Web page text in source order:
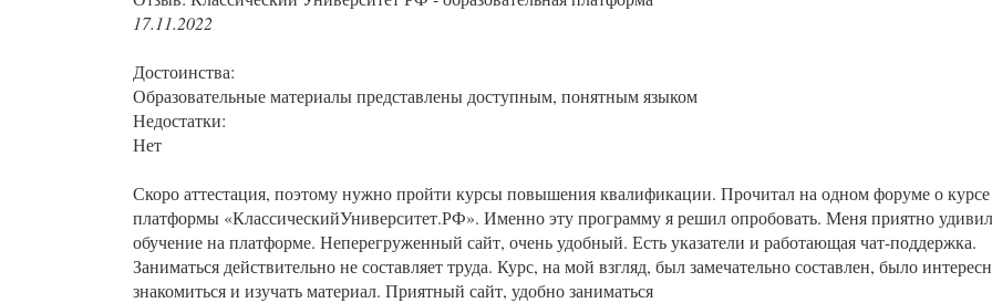
17.11.2022
Достоинства:
Образовательные материалы представлены доступным, понятным языком
Недостатки:
Нет
Скоро аттестация, поэтому нужно пройти курсы повышения квалификации. Прочитал на одном форуме о
платформы «КлассическийУниверситет.РФ». Именно эту программу я решил опробовать. Меня приятно
обучение на платформе. Неперегруженный сайт, очень удобный. Есть указатели и работающая чат-поддержка.
Заниматься действительно не составляет труда. Курс, на мой взгляд, был замечательно составлен, было
знакомиться и изучать материал. Приятный сайт, удобно заниматься